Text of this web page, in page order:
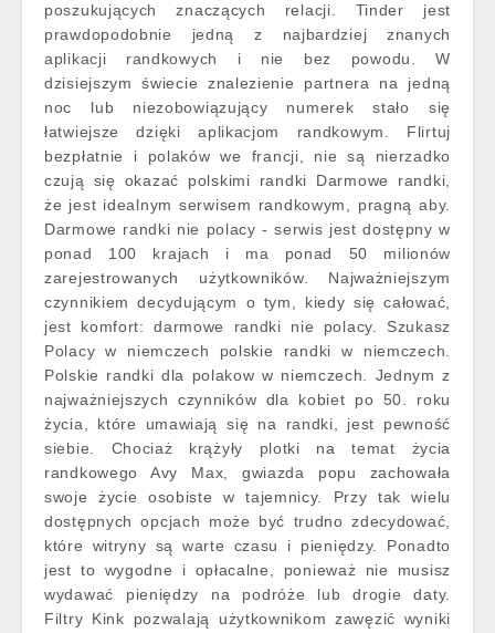
poszukujących znaczących relacji. Tinder jest
prawdopodobnie jedną z najbardziej znanych
aplikacji randkowych i nie bez powodu. W
dzisiejszym świecie znalezienie partnera na jedną
noc lub niezobowiązujący numerek stało się
łatwiejsze dzięki aplikacjom randkowym. Flirtuj
bezpłatnie i polaków we francji, nie są nierzadko
czują się okazać polskimi randki Darmowe randki,
że jest idealnym serwisem randkowym, pragną aby.
Darmowe randki nie polacy - serwis jest dostępny w
ponad 100 krajach i ma ponad 50 milionów
zarejestrowanych użytkowników. Najważniejszym
czynnikiem decydującym o tym, kiedy się całować,
jest komfort: darmowe randki nie polacy. Szukasz
Polacy w niemczech polskie randki w niemczech.
Polskie randki dla polakow w niemczech. Jednym z
najważniejszych czynników dla kobiet po 50. roku
życia, które umawiają się na randki, jest pewność
siebie. Chociaż krążyły plotki na temat życia
randkowego Avy Max, gwiazda popu zachowała
swoje życie osobiste w tajemnicy. Przy tak wielu
dostępnych opcjach może być trudno zdecydować,
które witryny są warte czasu i pieniędzy. Ponadto
jest to wygodne i opłacalne, ponieważ nie musisz
wydawać pieniędzy na podróże lub drogie daty.
Filtry Kink pozwalają użytkownikom zawęzić wyniki